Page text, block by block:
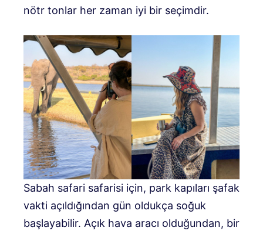
nötr tonlar her zaman iyi bir seçimdir.
Sabah safari safarisi için, park kapıları şafak
vakti açıldığından gün oldukça soğuk
başlayabilir. Açık hava aracı olduğundan, bir